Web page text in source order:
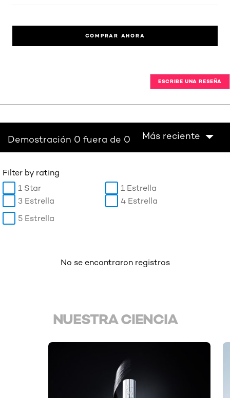
COMPRAR AHORA
ESCRIBE UNA RESEÑA
Demostración 0 fuera de 0 Más reciente
Filter by rating
1 Star
1 Estrella
3 Estrella
4 Estrella
5 Estrella
No se encontraron registros
NUESTRA CIENCIA
skip slider